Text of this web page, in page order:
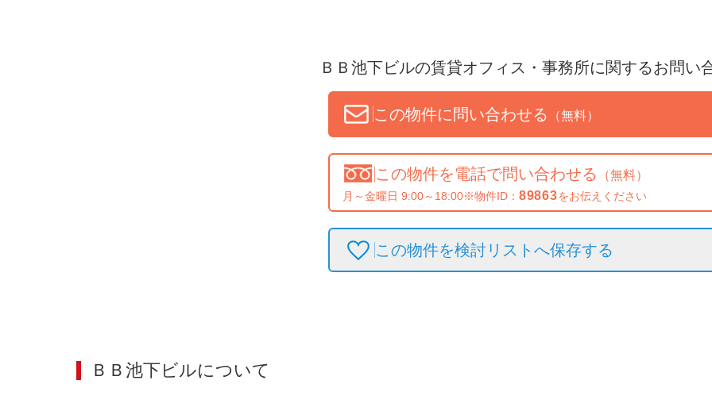
ＢＢ池下ビルの賃貸オフィス・事務所に関するお問い
この物件に問い合わせる （無料）
この物件を電話で問い合わせる （無料）
月～金曜日 9:00～18:00※物件ID： 89863をお伝えください
この物件を検討リストへ保存する
ＢＢ池下ビルについて